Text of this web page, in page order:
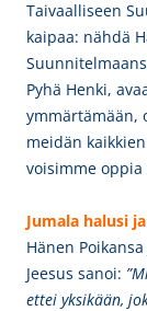
Taivaalliseen
kaipaa: nähdä
Pyhä Henki,
ymmärtämään,
meidän
voisimme
Jumala halusi
Hänen
Jeesus sanoi: ”
ettei yksikään,